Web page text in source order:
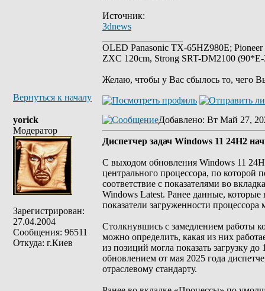
Источник:
3dnews
OLED Panasonic TX-65HZ980E;
ZXC 120cm, Strong SRT-DM2100
Желаю, чтобы у Вас сбылось то, чего
Вернуться к началу
yorick
Модератор
Зарегистрирован:
27.04.2004
Сообщения: 96511
Откуда: г.Киев
Добавлено: Вт Май 27,
Диспетчер задач Windows 11 24H2
С выходом обновления Windows 11
центрального процессора, по которой
соответствие с показателями во
Windows Latest. Ранее данные,
показатели загруженности процессора
Столкнувшись с замедлением работы
можно определить, какая из них
из позиций могла показать загрузку
обновлением от мая 2025 года
отраслевому стандарту.